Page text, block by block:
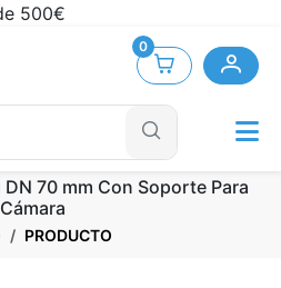
500€
0
70 mm Con Soporte Para
Cámara
PRODUCTO